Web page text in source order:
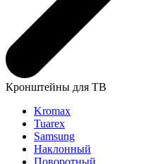
Кронштейны для ТВ
Kromax
Tuarex
Samsung
Наклонный
Поворотный